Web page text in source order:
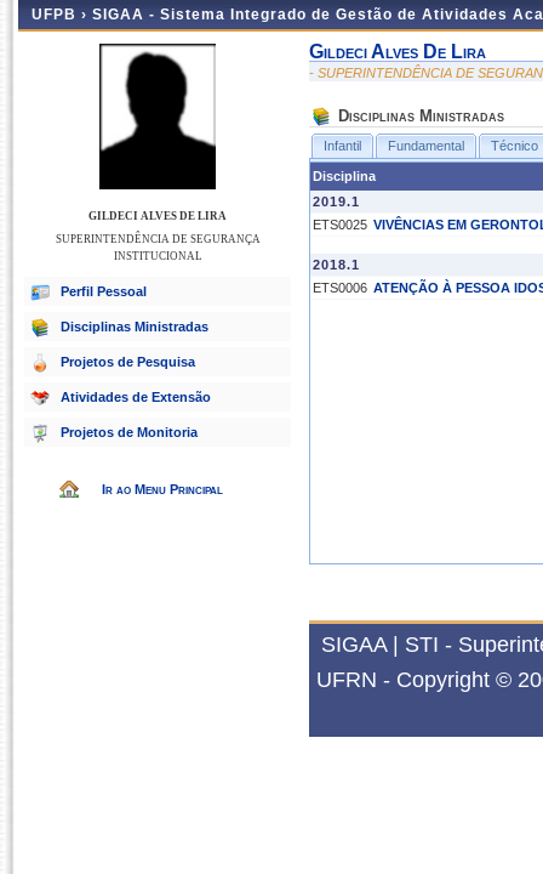
UFPB › SIGAA - Sistema Integrado de Gestão de Atividades
GILDECI ALVES DE LIRA
SUPERINTENDÊNCIA DE SEGURANÇA
INSTITUCIONAL
Perfil Pessoal
Disciplinas Ministradas
Projetos de Pesquisa
Atividades de Extensão
Projetos de Monitoria
Ir ao Menu Principal
Gildeci Alves De Lira
- SUPERINTENDÊNCIA DE
Disciplinas Ministradas
Infantil Fundamental Técnico
Disciplina
2019.1
ETS0025 VIVÊNCIAS EM
2018.1
ETS0006 ATENÇÃO À PESSOA
SIGAA | STI -
UFRN - Copyright ©